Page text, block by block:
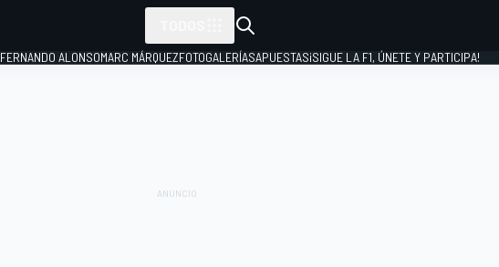
FERNANDO ALONSOMARC MÁRQUEZFOTOGALERÍASAPUESTAS¡SIGUE LA F1, ÚNETE Y PARTICIPA!